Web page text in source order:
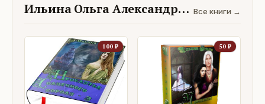
Ильина Ольга Александровна Все книги →
100 ₽ 50 ₽